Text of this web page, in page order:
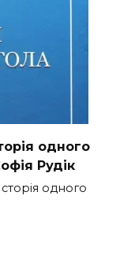
одного
Рудік
одного